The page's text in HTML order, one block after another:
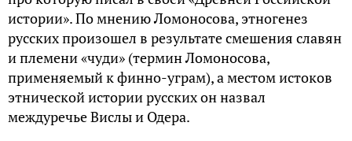
истории». По мнению Ломоносова, этногенез
русских произошел в результате смешения славян
и племени «чуди» (термин Ломоносова,
применяемый к финно-уграм), а местом истоков
этнической истории русских он назвал
междуречье Вислы и Одера.